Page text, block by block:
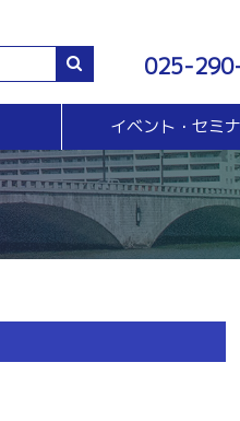
025-
拡大・人脈
報便
サイト
危機
与信
ビジネ
売上
業務
休業
商工
イベント・セミ
検定
）コード